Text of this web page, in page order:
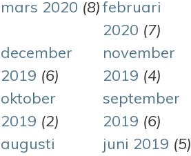
mars 2020 (8)februari
2020 (7)
december
2019 (6)
november
2019 (4)
oktober
2019 (2)
september
2019 (6)
augusti
juni 2019 (5)